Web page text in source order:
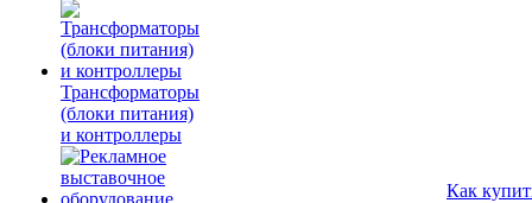
Трансформаторы
(блоки питания)
и контроллеры
Как